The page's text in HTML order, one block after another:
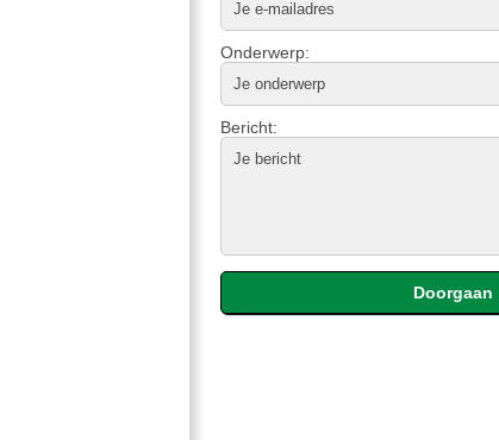
Onderwerp:
Bericht: